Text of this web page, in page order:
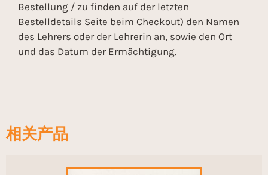
Bestellung / zu finden auf der letzten
Bestelldetails Seite beim Checkout) den Namen
des Lehrers oder der Lehrerin an, sowie den Ort
und das Datum der Ermächtigung.
相关产品